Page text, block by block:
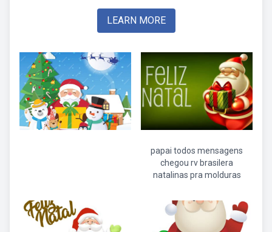
LEARN MORE
papai todos mensagens
chegou rv brasilera
natalinas pra molduras